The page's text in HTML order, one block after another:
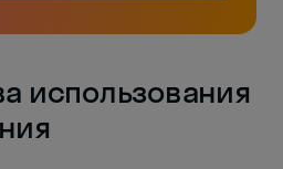
использования